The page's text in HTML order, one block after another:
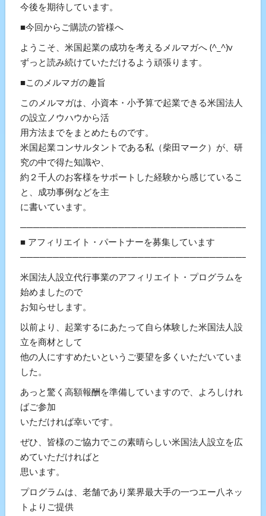
今後を期待しています。
■今回からご購読の皆様へ
ようこそ、米国起業の成功を考えるメルマガへ (^_^)v
ずっと読み続けていただけるよう頑張ります。
■このメルマガの趣旨
このメルマガは、小資本・小予算で起業できる米国法人
の設立ノウハウから活
用方法までをまとめたものです。
米国起業コンサルタントである私（柴田マーク）が、研
究の中で得た知識や、
約２千人のお客様をサポートした経験から感じているこ
と、成功事例などを主
に書いています。
───────────────────────────────────
■ アフィリエイト・パートナーを募集しています
───────────────────────────────────
米国法人設立代行事業のアフィリエイト・プログラムを
始めましたので
お知らせします。
以前より、起業するにあたって自ら体験した米国法人設
立を商材として
他の人にすすめたいというご要望を多くいただいていま
した。
あっと驚く高額報酬を準備していますので、よろしけれ
ばご参加
いただければ幸いです。
ぜひ、皆様のご協力でこの素晴らしい米国法人設立を広
めていただければと
思います。
プログラムは、老舗であり業界最大手の一つエー八ネッ
トよりご提供